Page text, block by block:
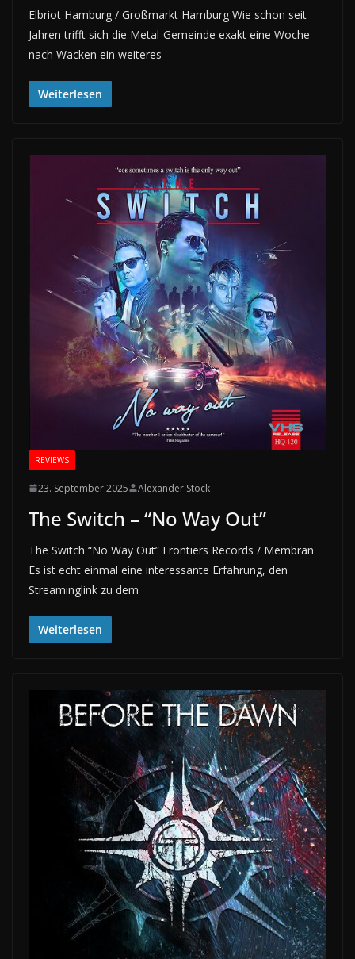
Elbriot Hamburg / Großmarkt Hamburg Wie schon seit
Jahren trifft sich die Metal-Gemeinde exakt eine Woche
nach Wacken ein weiteres
Weiterlesen
REVIEWS
23. September 2025 Alexander Stock
The Switch – “No Way Out”
The Switch “No Way Out” Frontiers Records / Membran
Es ist echt einmal eine interessante Erfahrung, den
Streaminglink zu dem
Weiterlesen